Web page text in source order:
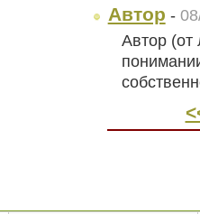
Автор -
Автор (от